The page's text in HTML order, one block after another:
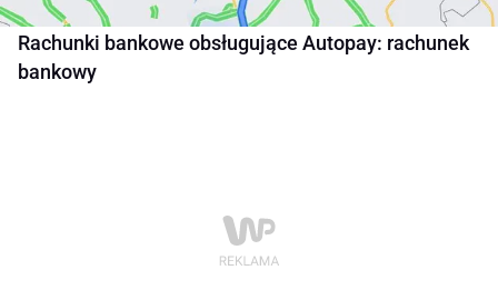
Rachunki bankowe obsługujące Autopay: rachunek
bankowy